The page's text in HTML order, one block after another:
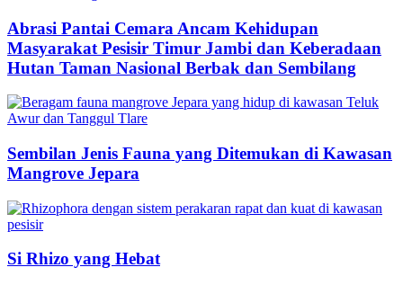
Abrasi Pantai Cemara Ancam Kehidupan
Masyarakat Pesisir Timur Jambi dan Keberadaan
Hutan Taman Nasional Berbak dan Sembilang
Sembilan Jenis Fauna yang Ditemukan di Kawasan
Mangrove Jepara
Si Rhizo yang Hebat